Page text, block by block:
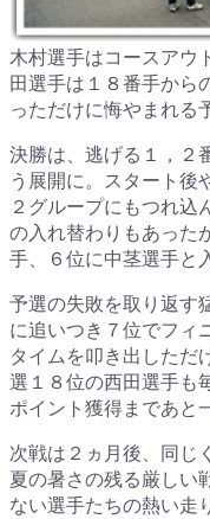
木村選手はコースアウ
田選手は１８番手から
っただけに悔やまれる
決勝は、逃げる１，２
う展開に。スタート後
２グループにもつれ込
の入れ替わりもあった
手、６位に中茎選手と
予選の失敗を取り返す
に追いつき７位でフィ
タイムを叩き出しただ
選１８位の西田選手も
ポイント獲得まであと
次戦は２ヵ月後、同じ
夏の暑さの残る厳しい
ない選手たちの熱い走